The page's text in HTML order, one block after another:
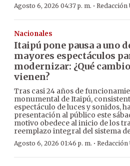
Agosto 6, 2026 04:37 p. m. · Redacción
Nacionales
Itaipú pone pausa a uno
mayores espectáculos
modernizar: ¿Qué
vienen?
Tras casi 24 años de
monumental de Itaipú,
espectáculo de luces y sonidos,
presentación al público este
motivo obedece al inicio de los
reemplazo integral del sistema
Agosto 6, 2026 01:46 p. m. · Redacción